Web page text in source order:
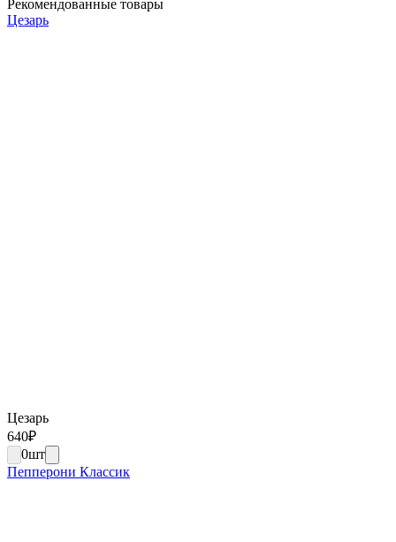
Рекомендованные товары
Цезарь
Цезарь
640₽
0шт
Пепперони Классик